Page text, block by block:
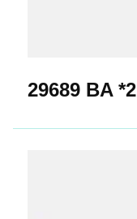
29689 BA *2